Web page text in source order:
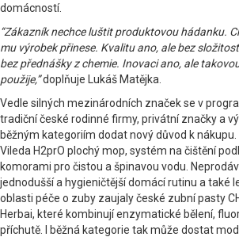
domácností.
“Zákazník nechce luštit produktovou hádanku.
mu výrobek přinese. Kvalitu ano, ale bez
bez přednášky z chemie. Inovaci ano, ale
použije,”doplňuje Lukáš Matějka.
Vedle silných mezinárodních značek se v
tradiční české rodinné firmy, privátní značky a
běžným kategoriím dodat nový důvod k
Vileda H2prO plochý mop, systém na čištění
komorami pro čistou a špinavou vodu.
jednodušší a hygieničtější domácí rutinu a také
oblasti péče o zuby zaujaly české zubní pasty
Herbai, které kombinují enzymatické bělení,
příchutě. I běžná kategorie tak může dostat